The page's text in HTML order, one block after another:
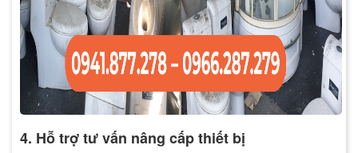
4. Hỗ trợ tư vấn nâng cấp thiết bị